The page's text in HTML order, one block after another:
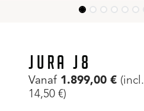
JURA J8
Vanaf 1.899,00 € (incl.
14,50 €)